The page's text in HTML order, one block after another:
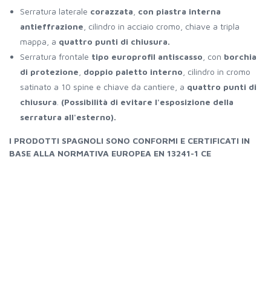
Serratura laterale corazzata con piastra interna
antieffrazione , cilindro in acciaio cromo, chiave a tripla
mappa, a quattro punti di chiusura.
Serratura frontale tipo europrofil antiscasso , con borchia
di protezione doppio paletto interno , cilindro in cromo
satinato a 10 spine e chiave da cantiere, a quattro punti di
chiusura (Possibilità di evitare l'esposizione della
serratura all'esterno).
I PRODOTTI SPAGNOLI SONO CONFORMI E CERTIFICATI IN
BASE ALLA NORMATIVA EUROPEA EN 13241-1 CE